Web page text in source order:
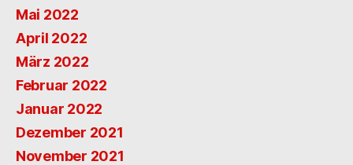
Mai 2022
April 2022
März 2022
Februar 2022
Januar 2022
Dezember 2021
November 2021